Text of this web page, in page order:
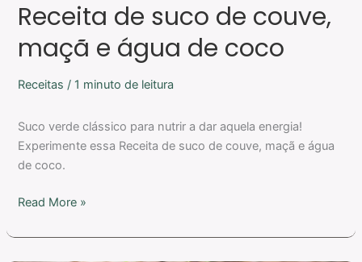
Receita de suco de couve,
maçã e água de coco
Receitas / 1 minuto de leitura
Suco verde clássico para nutrir a dar aquela energia!
Experimente essa Receita de suco de couve, maçã e água
de coco.
Read More »